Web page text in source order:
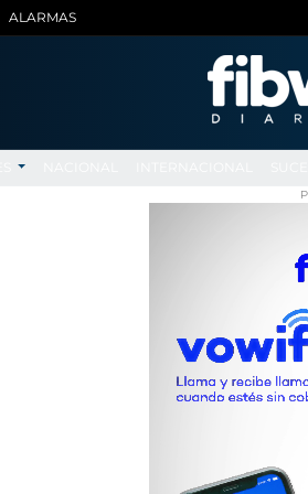
ALARMAS